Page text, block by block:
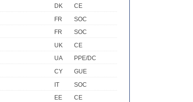
DK
CE
FR
SOC
FR
SOC
UK
CE
UA
PPE/DC
CY
GUE
IT
SOC
EE
CE